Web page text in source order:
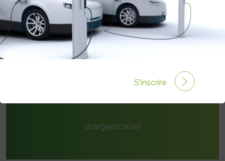
14 rue des Chênes Verts
50300 SAINT SENIER SOUS AVRANCHES
chargeprice.net
S'inscrire